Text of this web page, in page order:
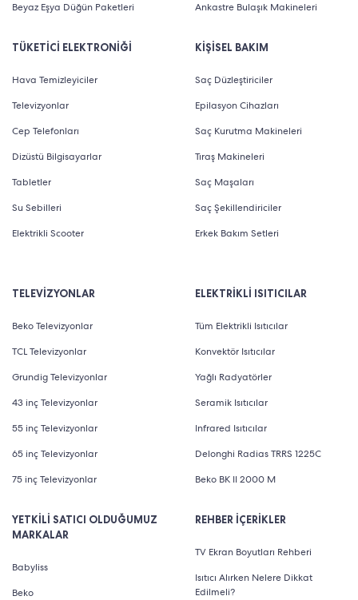
Beyaz Eşya Düğün Paketleri
TÜKETİCİ ELEKTRONİĞİ
Hava Temizleyiciler
Televizyonlar
Cep Telefonları
Dizüstü Bilgisayarlar
Tabletler
Su Sebilleri
Elektrikli Scooter
Ankastre Bulaşık Makineleri
KİŞİSEL BAKIM
Saç Düzleştiriciler
Epilasyon Cihazları
Saç Kurutma Makineleri
Tıraş Makineleri
Saç Maşaları
Saç Şekillendiriciler
Erkek Bakım Setleri
TELEVİZYONLAR
Beko Televizyonlar
TCL Televizyonlar
Grundig Televizyonlar
43 inç Televizyonlar
55 inç Televizyonlar
65 inç Televizyonlar
75 inç Televizyonlar
YETKİLİ SATICI OLDUĞUMUZ
MARKALAR
Babyliss
Beko
ELEKTRİKLİ ISITICILAR
Tüm Elektrikli Isıtıcılar
Konvektör Isıtıcılar
Yağlı Radyatörler
Seramik Isıtıcılar
Infrared Isıtıcılar
Delonghi Radias TRRS 1225C
Beko BK II 2000 M
REHBER İÇERİKLER
TV Ekran Boyutları Rehberi
Isıtıcı Alırken Nelere Dikkat
Edilmeli?